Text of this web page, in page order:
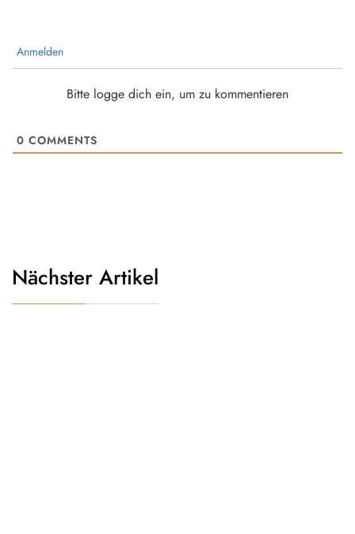
Anmelden
Bitte logge dich ein, um zu kommentieren
0 COMMENTS
Nächster Artikel